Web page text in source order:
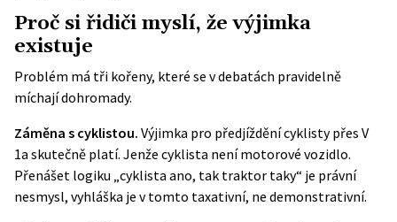
Proč si řidiči myslí, že výjimka
existuje
Problém má tři kořeny, které se v debatách pravidelně
míchají dohromady.
Záměna s cyklistou. Výjimka pro předjíždění cyklisty přes V
1a skutečně platí. Jenže cyklista není motorové vozidlo.
Přenášet logiku „cyklista ano, tak traktor taky“ je právní
nesmysl, vyhláška je v tomto taxativní, ne demonstrativní.